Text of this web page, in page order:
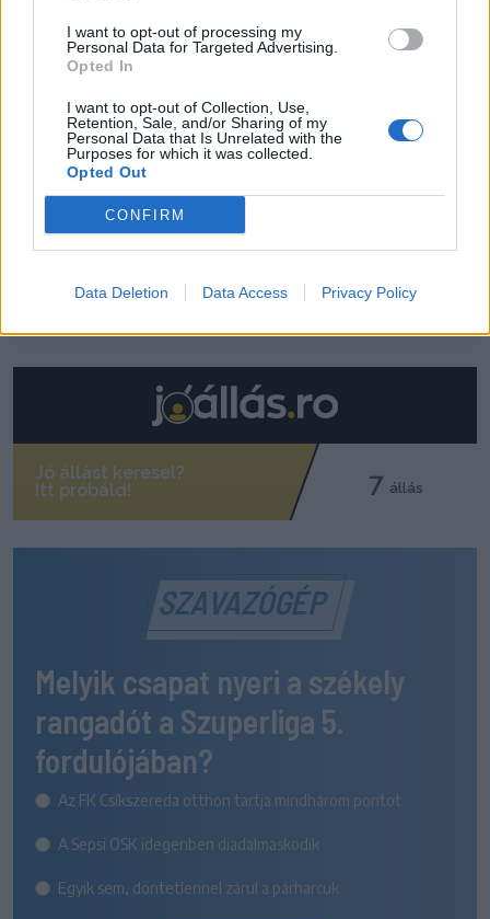
I want to opt-out of processing my
Personal Data for Targeted Advertising.
Opted In
I want to opt-out of Collection, Use,
Retention, Sale, and/or Sharing of my
Personal Data that Is Unrelated with the
Purposes for which it was collected.
Opted Out
CONFIRM
Data Deletion Data Access Privacy Policy
szombati sportműsor
23:18
Látványos meccs nyitotta a Szuperliga negyedik
fordulóját (videóval)
16:43
Egyetlen székelyföldi résztvevő lesz a futsal 2.
15:07
SZAVAZÓGÉP
Melyik csapat nyeri a székely
rangadót a Szuperliga 5.
fordulójában?
Az FK Csíkszereda otthon tartja mindhárom pontot
A Sepsi OSK idegenben diadalmaskodik
Egyik sem, döntetlennel zárul a párharcuk